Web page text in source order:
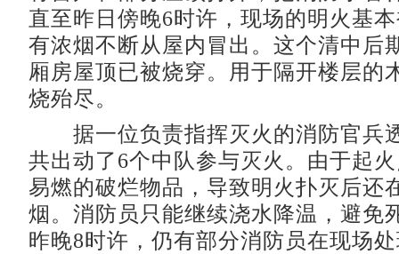
直至昨日傍晚6时许，现场的明火基
有浓烟不断从屋内冒出。这个清中后
厢房屋顶已被烧穿。用于隔开楼层的
烧殆尽。
据一位负责指挥灭火的消防官兵
共出动了6个中队参与灭火。由于起
易燃的破烂物品，导致明火扑灭后还
烟。消防员只能继续浇水降温，避免
昨晚8时许，仍有部分消防员在现场